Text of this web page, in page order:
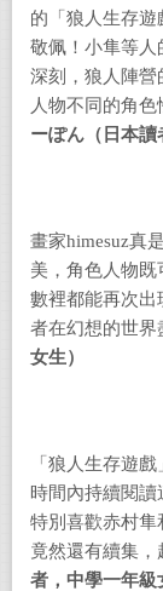
的「狼人生存
敬佩！小隼等人
深刻，狼人陣營
人物不同的角
ーぽん（日本讀
畫家himesuz真
美，角色人物
數裡都能再次出
者在幻想的世界
女生）
「狼人生存遊
時間內持續閱
特別喜歡赤村隼
竟然還有續集，
者，中學一年級